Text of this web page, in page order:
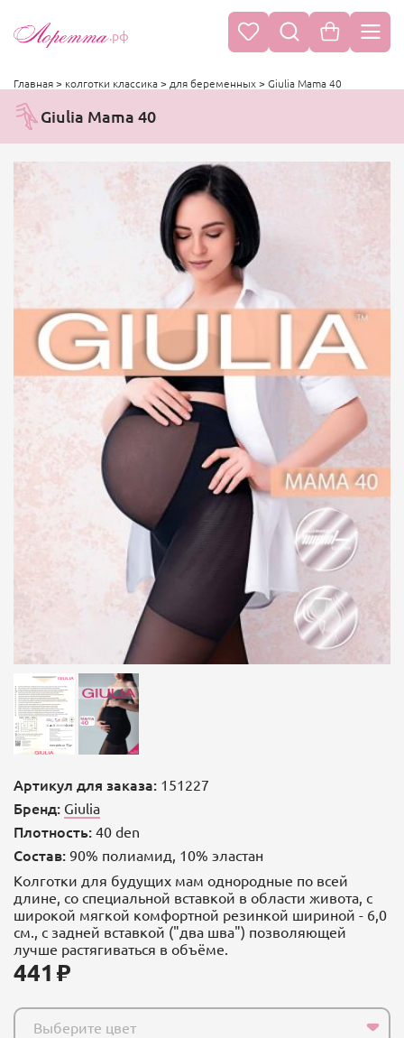
.рф
Главная> колготки классика> для беременных> Giulia Mama 40
Giulia Mama 40
Артикул для заказа: 151227
Бренд: Giulia
Плотность: 40 den
Состав: 90% полиамид, 10% эластан
Колготки для будущих мам однородные по всей
длине, со специальной вставкой в области живота, с
широкой мягкой комфортной резинкой шириной - 6,0
см., с задней вставкой ("два шва") позволяющей
лучше растягиваться в объёме.
441
Выберите цвет